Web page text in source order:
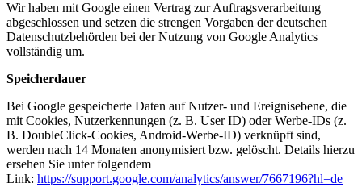
Wir haben mit Google einen Vertrag zur Auftragsverarbeitung
abgeschlossen und setzen die strengen Vorgaben der deutschen
Datenschutzbehörden bei der Nutzung von Google Analytics
vollständig um.
Speicherdauer
Bei Google gespeicherte Daten auf Nutzer- und Ereignisebene, die
mit Cookies, Nutzerkennungen (z. B. User ID) oder Werbe-IDs (z.
B. DoubleClick-Cookies, Android-Werbe-ID) verknüpft sind,
werden nach 14 Monaten anonymisiert bzw. gelöscht. Details hierzu
ersehen Sie unter folgendem
Link: https://support.google.com/analytics/answer/7667196?hl=de